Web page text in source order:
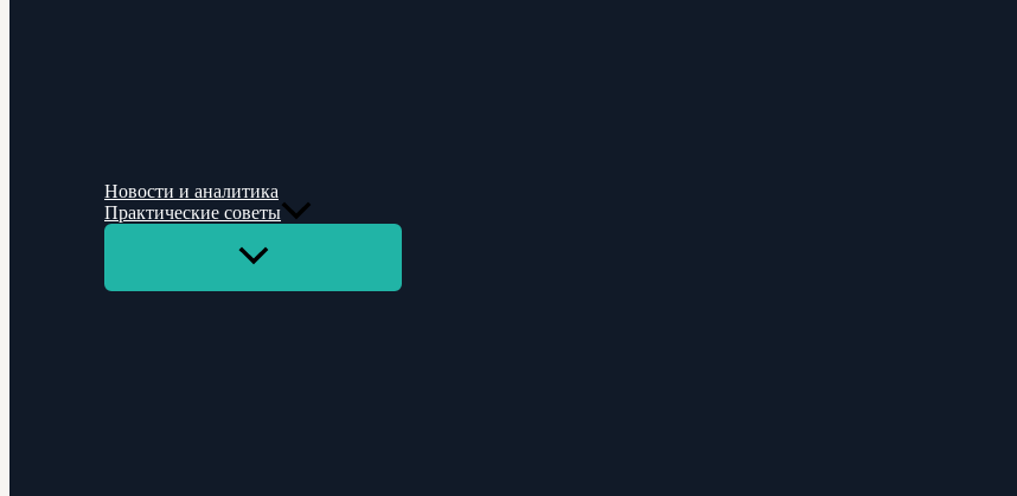
Новости и аналитика
Практические советы
Переключатель